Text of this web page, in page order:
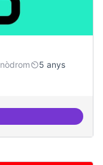
5 anys
d'eixos clau